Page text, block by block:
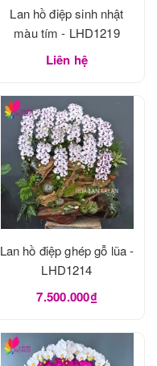
Lan hồ điệp sinh nhật
màu tím - LHD1219
Liên hệ
Lan hồ điệp ghép gỗ lũa -
LHD1214
7.500.000₫